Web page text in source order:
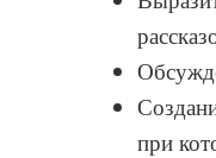
при